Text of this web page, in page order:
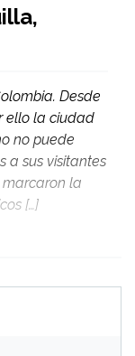
Desde
ello la ciudad
no puede
a sus visitantes
marcaron la
[…]